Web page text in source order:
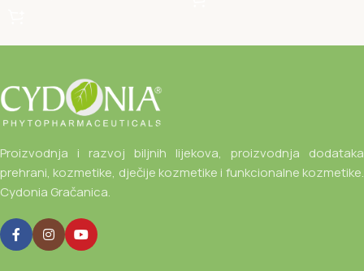
Proizvodnja i razvoj biljnih lijekova, proizvodnja dodataka
prehrani, kozmetike, dječije kozmetike i funkcionalne kozmetike.
Cydonia Gračanica.